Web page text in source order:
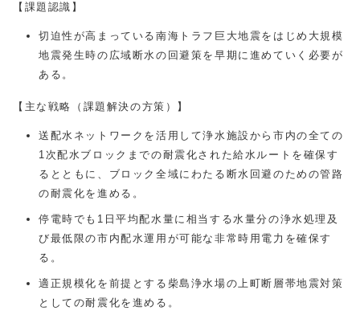
【課題認識】
切迫性が高まっている南海トラフ巨大地震をはじめ大規模
地震発生時の広域断水の回避策を早期に進めていく必要が
ある。
【主な戦略（課題解決の方策）】
送配水ネットワークを活用して浄水施設から市内の全ての
1次配水ブロックまでの耐震化された給水ルートを確保す
るとともに、ブロック全域にわたる断水回避のための管路
の耐震化を進める。
停電時でも1日平均配水量に相当する水量分の浄水処理及
び最低限の市内配水運用が可能な非常時用電力を確保す
る。
適正規模化を前提とする柴島浄水場の上町断層帯地震対策
としての耐震化を進める。